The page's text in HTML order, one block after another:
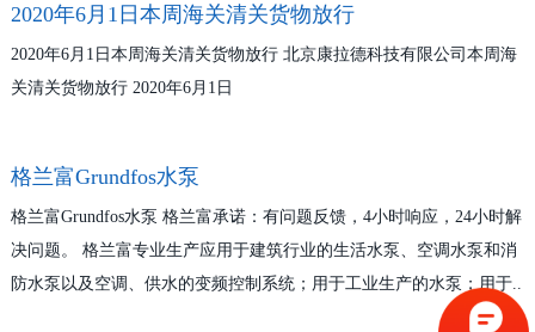
2020年6月1日本周海关清关货物放行
2020年6月1日本周海关清关货物放行 北京康拉德科技有限公司本周海
关清关货物放行 2020年6月1日
格兰富Grundfos水泵
格兰富Grundfos水泵 格兰富承诺：有问题反馈，4小时响应，24小时解
决问题。 格兰富专业生产应用于建筑行业的生活水泵、空调水泵和消
防水泵以及空调、供水的变频控制系统；用于工业生产的水泵；用于..